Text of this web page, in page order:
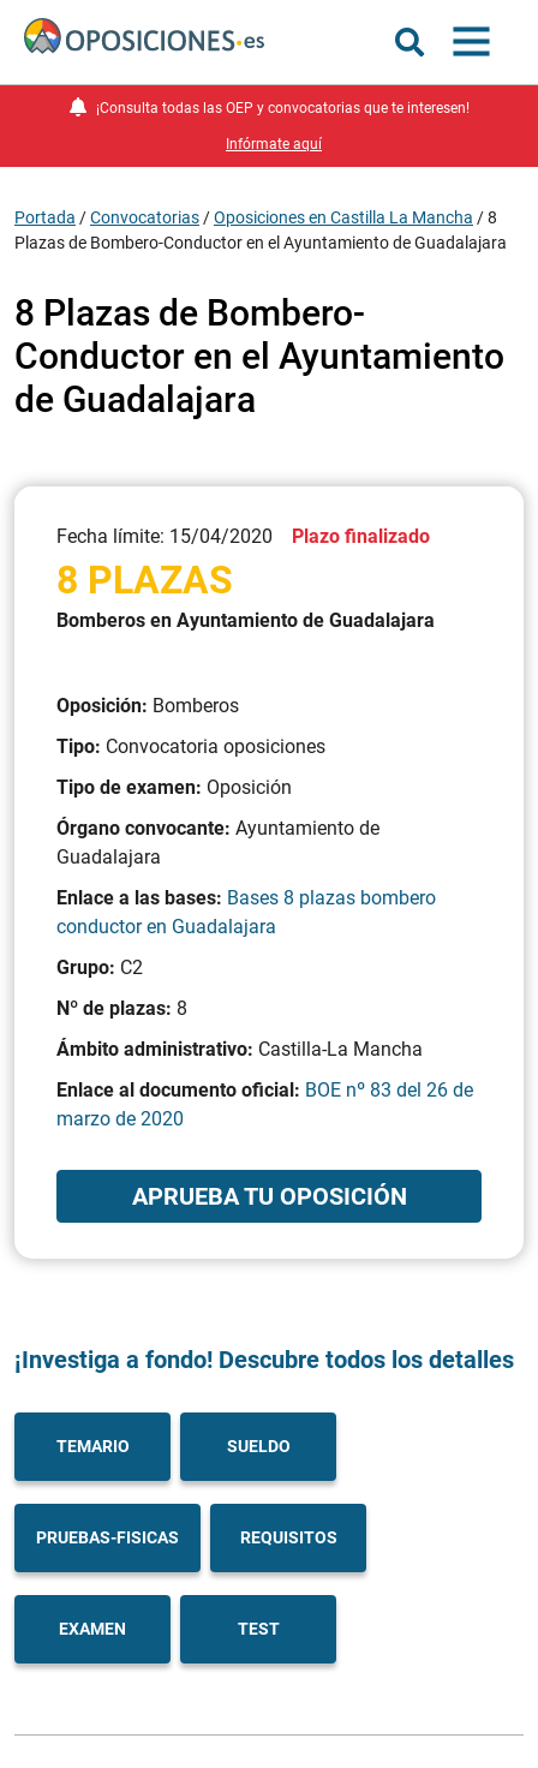
¡Consulta todas las OEP y convocatorias que te interesen!
Infórmate aquí
Portada /Convocatorias /Oposiciones en Castilla La Mancha /8
Plazas de Bombero-Conductor en el Ayuntamiento de Guadalajara
8 Plazas de Bombero-
Conductor en el Ayuntamiento
de Guadalajara
Fecha límite: 15/04/2020 Plazo finalizado
8 PLAZAS
Bomberos en Ayuntamiento de Guadalajara
Oposición: Bomberos
Tipo: Convocatoria oposiciones
Tipo de examen: Oposición
Órgano convocante: Ayuntamiento de
Guadalajara
Enlace a las bases: Bases 8 plazas bombero
conductor en Guadalajara
Grupo: C2
Nº de plazas: 8
Ámbito administrativo: Castilla-La Mancha
Enlace al documento oficial: BOE nº 83 del 26 de
marzo de 2020
APRUEBA TU OPOSICIÓN
¡Investiga a fondo! Descubre todos los detalles
TEMARIO SUELDO
PRUEBAS-FISICAS REQUISITOS
EXAMEN TEST